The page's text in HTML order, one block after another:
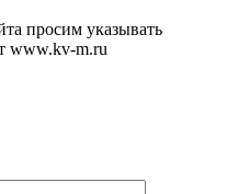
просим указывать
www.kv-m.ru